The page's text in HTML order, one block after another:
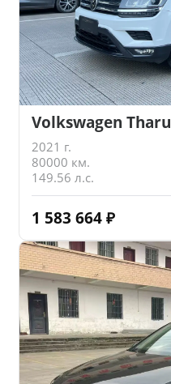
Volkswagen Tharu
2021 г.
80000 км.
149.56 л.с.
1 583 664 ₽